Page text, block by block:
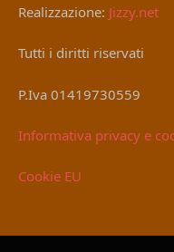
Realizzazione: Jizzy.net
Tutti i diritti riservati
P.Iva 01419730559
Informativa privacy e
Cookie EU